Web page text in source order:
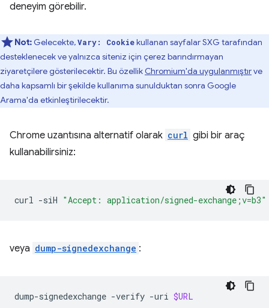
deneyim görebilir.
Not: Gelecekte,Vary: Cookiekullanan sayfalar SXG tarafından
desteklenecek ve yalnızca siteniz için çerez barındırmayan
ziyaretçilere gösterilecektir. Bu özellik Chromium'da uygulanmıştırve
daha kapsamlı bir şekilde kullanıma sunulduktan sonra Google
Arama'da etkinleştirilecektir.
Chrome uzantısına alternatif olarak curl gibi bir araç
kullanabilirsiniz:
curl -siH "Accept: application/signed-exchange;v=b3"
veya dump-signedexchange :
dump-signedexchange -verify -uri $URL